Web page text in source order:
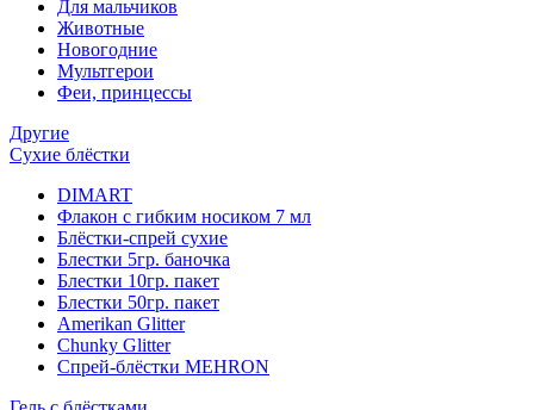
Для мальчиков
Животные
Новогодние
Мультгерои
Феи, принцессы
Другие
Сухие блёстки
DIMART
Флакон с гибким носиком 7 мл
Блёстки-спрей сухие
Блестки 5гр. баночка
Блестки 10гр. пакет
Блестки 50гр. пакет
Amerikan Glitter
Chunky Glitter
Спрей-блёстки MEHRON